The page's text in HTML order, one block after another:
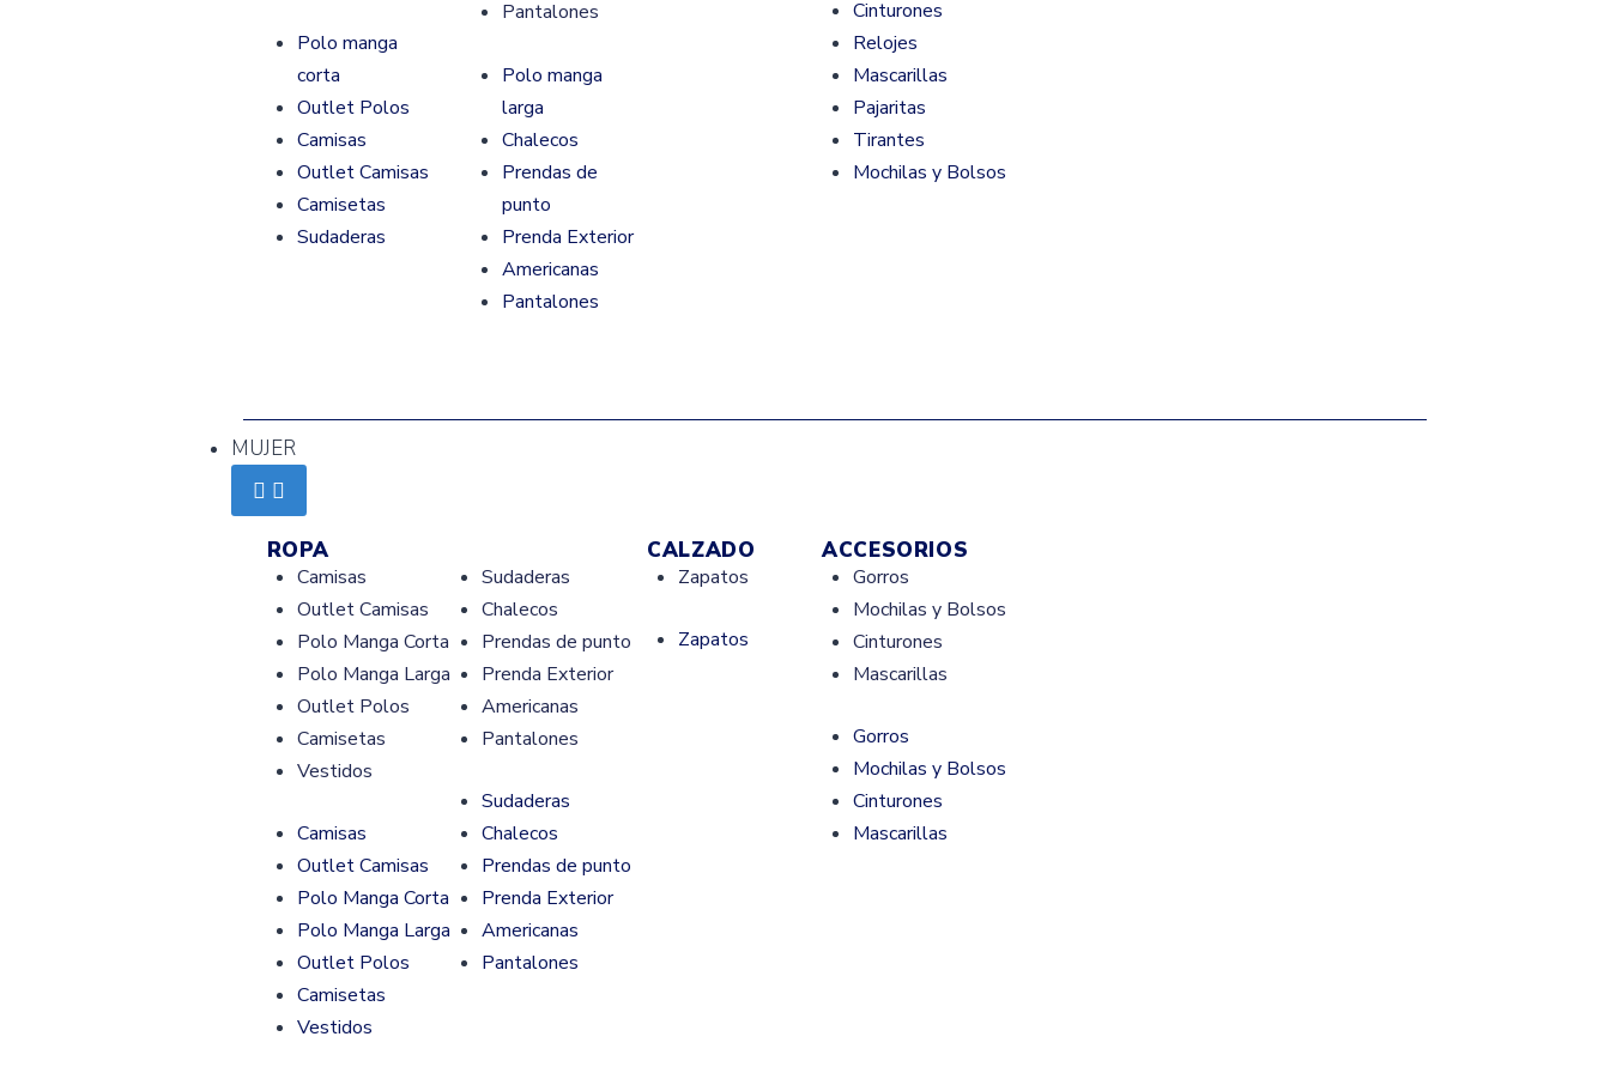
Polo manga
corta
Outlet Polos
Camisas
Outlet Camisas
Camisetas
Sudaderas
Pantalones
Polo manga
larga
Chalecos
Prendas de
punto
Prenda Exterior
Americanas
Pantalones
Cinturones
Relojes
Mascarillas
Pajaritas
Tirantes
Mochilas y Bolsos
MUJER
ROPA
Camisas
Outlet Camisas
Polo Manga Corta
Polo Manga Larga
Outlet Polos
Camisetas
Vestidos
Camisas
Outlet Camisas
Polo Manga Corta
Polo Manga Larga
Outlet Polos
Camisetas
Vestidos
Sudaderas
Chalecos
Prendas de punto
Prenda Exterior
Americanas
Pantalones
Sudaderas
Chalecos
Prendas de punto
Prenda Exterior
Americanas
Pantalones
CALZADO
Zapatos
Zapatos
ACCESORIOS
Gorros
Mochilas y Bolsos
Cinturones
Mascarillas
Gorros
Mochilas y Bolsos
Cinturones
Mascarillas